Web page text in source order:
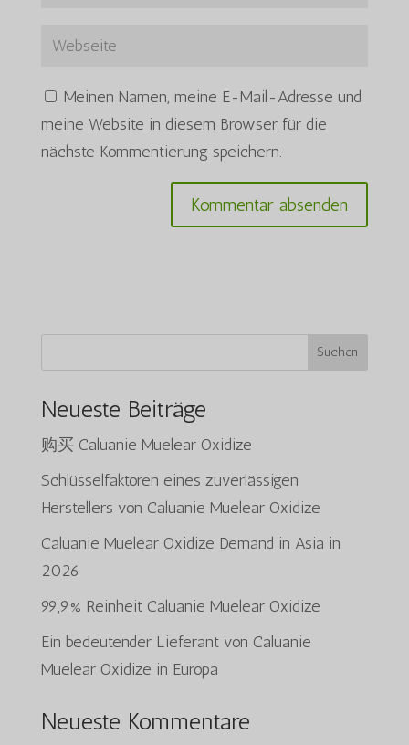
Meinen Namen, meine E-Mail-Adresse und
meine Website in diesem Browser für die
nächste Kommentierung speichern.
Suchen
Neueste Beiträge
购买 Caluanie Muelear Oxidize
Schlüsselfaktoren eines zuverlässigen
Herstellers von Caluanie Muelear Oxidize
Caluanie Muelear Oxidize Demand in Asia in
2026
99,9% Reinheit Caluanie Muelear Oxidize
Ein bedeutender Lieferant von Caluanie
Muelear Oxidize in Europa
Neueste Kommentare